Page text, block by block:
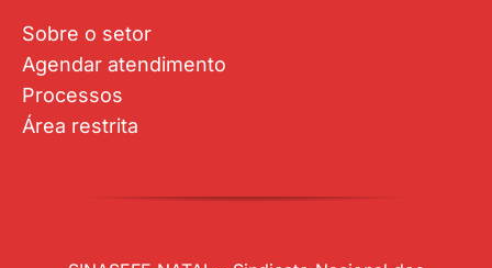
Sobre o setor
Agendar atendimento
Processos
Área restrita